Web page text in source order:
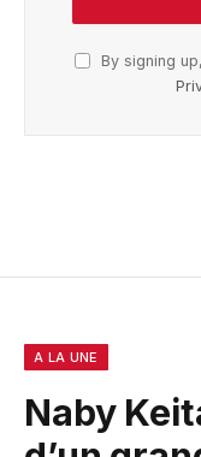
By signing
A LA UNE
Naby